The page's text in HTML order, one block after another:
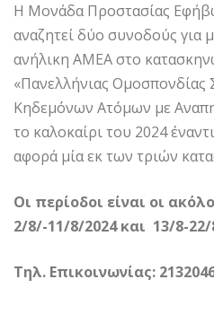
Η Μονάδα Προστασίας
αναζητεί δύο συνοδούς για
ανήλικη ΑΜΕΑ στο
«Πανελλήνιας
Κηδεμόνων Ατόμων με
το καλοκαίρι του 2024
αφορά μία εκ των τριών
Οι περίοδοι είναι οι
2/8/-11/8/2024 και 13/8-22/
Τηλ. Επικοινωνίας: